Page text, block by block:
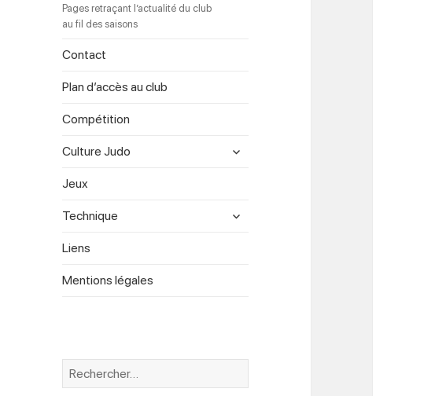
Pages retraçant l’actualité du club
au fil des saisons
Contact
Plan d’accès au club
Compétition
Culture Judo
Jeux
Technique
Liens
Mentions légales
Rechercher :